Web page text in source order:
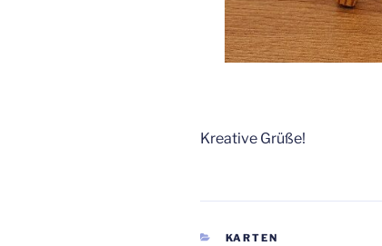
Kreative Grüße!
KATEGORIEN
KARTEN